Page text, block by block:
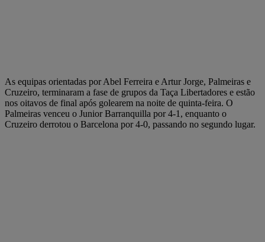
As equipas orientadas por Abel Ferreira e Artur Jorge, Palmeiras e
Cruzeiro, terminaram a fase de grupos da Taça Libertadores e estão
nos oitavos de final após golearem na noite de quinta-feira. O
Palmeiras venceu o Junior Barranquilla por 4-1, enquanto o
Cruzeiro derrotou o Barcelona por 4-0, passando no segundo lugar.